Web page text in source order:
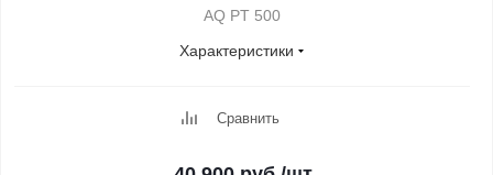
AQ PT 500
Характеристики
Сравнить